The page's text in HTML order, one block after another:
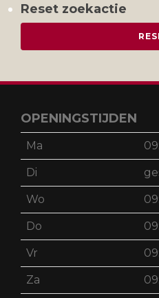
Reset zoekactie
OPENINGSTIJDEN
Ma
Di
Wo
Do
Vr
Za